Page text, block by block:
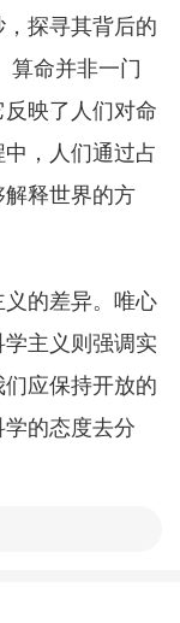
探寻其背后的
算命并非一门
映了人们对命
，人们通过占
解释世界的方
的差异。唯心
主义则强调实
应保持开放的
的态度去分
市场。许多人